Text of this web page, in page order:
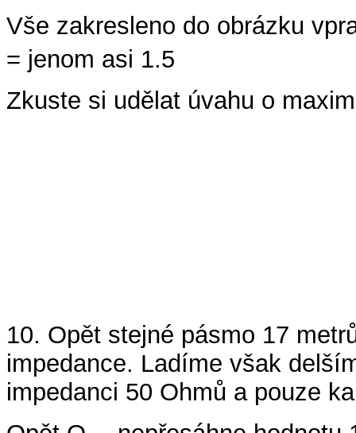
Vše zakresleno do obrázku
= jenom asi 1.5
Zkuste si udělat úvahu o
10. Opět stejné pásmo 17
impedance. Ladíme však
impedanci 50 Ohmů a pouze